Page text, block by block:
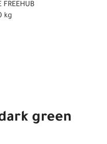
FREEHUB
kg
green